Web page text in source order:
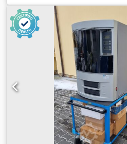
Ακρίβεια XY: 0,03 [mm] - Υλικά:
110-240 [VAC] 50/60 [Hz] 1,5
Απαιτήσεις χώρου: 1.400 x 1.260
Aphorf - Ύψος μηχανής: 1.100